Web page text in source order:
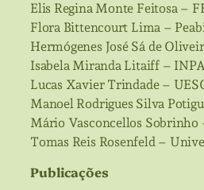
Elis Regina Monte Feitosa –
Flora Bittencourt Lima –
Hermógenes José Sá de
Isabela Miranda Litaiff –
Lucas Xavier Trindade –
Manoel Rodrigues Silva
Mário Vasconcellos Sobrinho
Tomas Reis Rosenfeld –
Publicações